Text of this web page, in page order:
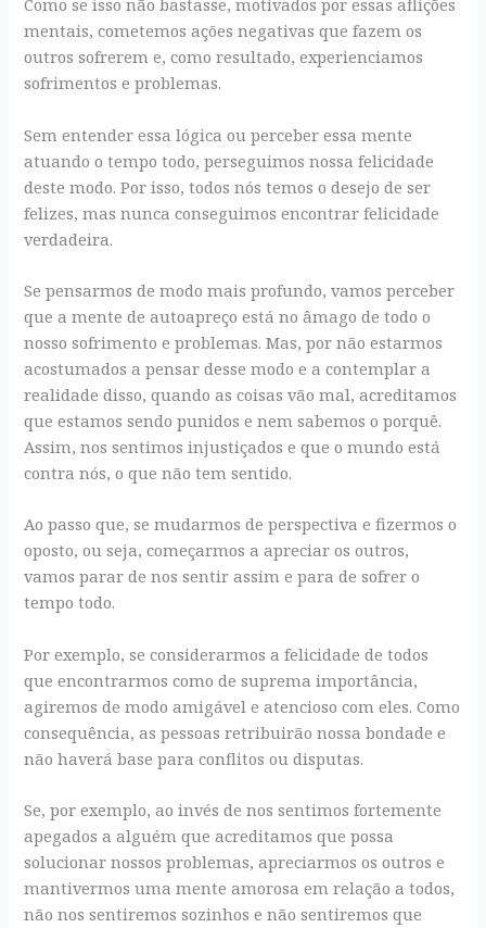
Como se isso não bastasse, motivados por essas aflições
mentais, cometemos ações negativas que fazem os
outros sofrerem e, como resultado, experienciamos
sofrimentos e problemas.
Sem entender essa lógica ou perceber essa mente
atuando o tempo todo, perseguimos nossa felicidade
deste modo. Por isso, todos nós temos o desejo de ser
felizes, mas nunca conseguimos encontrar felicidade
verdadeira.
Se pensarmos de modo mais profundo, vamos perceber
que a mente de autoapreço está no âmago de todo o
nosso sofrimento e problemas. Mas, por não estarmos
acostumados a pensar desse modo e a contemplar a
realidade disso, quando as coisas vão mal, acreditamos
que estamos sendo punidos e nem sabemos o porquê.
Assim, nos sentimos injustiçados e que o mundo está
contra nós, o que não tem sentido.
Ao passo que, se mudarmos de perspectiva e fizermos o
oposto, ou seja, começarmos a apreciar os outros,
vamos parar de nos sentir assim e para de sofrer o
tempo todo.
Por exemplo, se considerarmos a felicidade de todos
que encontrarmos como de suprema importância,
agiremos de modo amigável e atencioso com eles. Como
consequência, as pessoas retribuirão nossa bondade e
não haverá base para conflitos ou disputas.
Se, por exemplo, ao invés de nos sentimos fortemente
apegados a alguém que acreditamos que possa
solucionar nossos problemas, apreciarmos os outros e
mantivermos uma mente amorosa em relação a todos,
não nos sentiremos sozinhos e não sentiremos que